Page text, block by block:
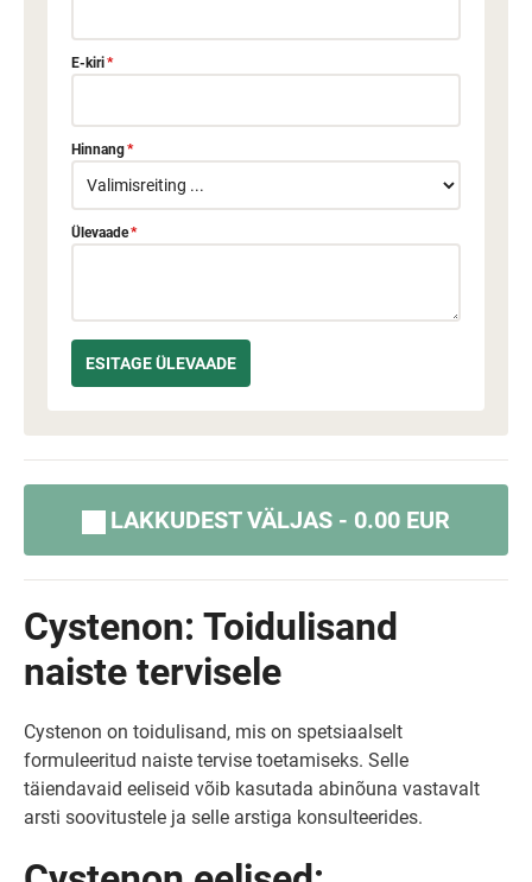
E-kiri*
Hinnang*
Ülevaade*
LAKKUDEST VÄLJAS - 0.00 EUR
Cystenon: Toidulisand
naiste tervisele
Cystenon on toidulisand, mis on spetsiaalselt
formuleeritud naiste tervise toetamiseks. Selle
täiendavaid eeliseid võib kasutada abinõuna vastavalt
arsti soovitustele ja selle arstiga konsulteerides.